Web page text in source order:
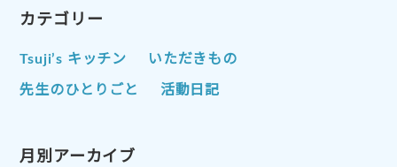
カテゴリー
Tsuji’s キッチン いただきもの
先生のひとりごと 活動日記
月別アーカイブ